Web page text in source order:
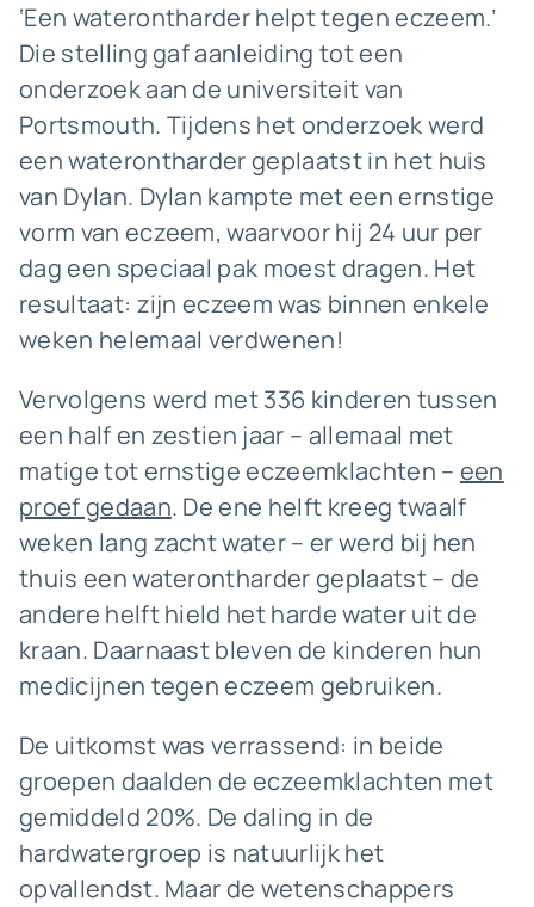
‘Een waterontharder helpt tegen eczeem.’
Die stelling gaf aanleiding tot een
onderzoek aan de universiteit van
Portsmouth. Tijdens het onderzoek werd
een waterontharder geplaatst in het huis
van Dylan. Dylan kampte met een ernstige
vorm van eczeem, waarvoor hij 24 uur per
dag een speciaal pak moest dragen. Het
resultaat: zijn eczeem was binnen enkele
weken helemaal verdwenen!
Vervolgens werd met 336 kinderen tussen
een half en zestien jaar – allemaal met
matige tot ernstige eczeemklachten – een
proef gedaan. De ene helft kreeg twaalf
weken lang zacht water – er werd bij hen
thuis een waterontharder geplaatst – de
andere helft hield het harde water uit de
kraan. Daarnaast bleven de kinderen hun
medicijnen tegen eczeem gebruiken.
De uitkomst was verrassend: in beide
groepen daalden de eczeemklachten met
gemiddeld 20%. De daling in de
hardwatergroep is natuurlijk het
opvallendst. Maar de wetenschappers